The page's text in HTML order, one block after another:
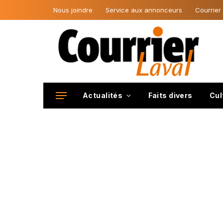
Nous joindre Service aux annonceurs Courrier
Actualités Faits divers